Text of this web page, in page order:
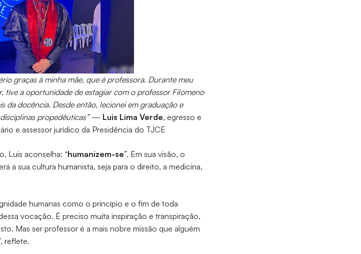
graças à minha mãe, que é professora. Durante meu
tive a oportunidade de estagiar com o professor Filomeno
da docência. Desde então, lecionei em graduação e
propedêuticas”— Luis Lima Verde, egresso e
e assessor jurídico da Presidência do TJCE
Luis aconselha: “humanizem-se”. Em sua visão, o
a sua cultura humanista, seja para o direito, a medicina,
humanas como o princípio e o fim de toda
vocação. É preciso muita inspiração e transpiração,
Mas ser professor é a mais nobre missão que alguém
reflete.